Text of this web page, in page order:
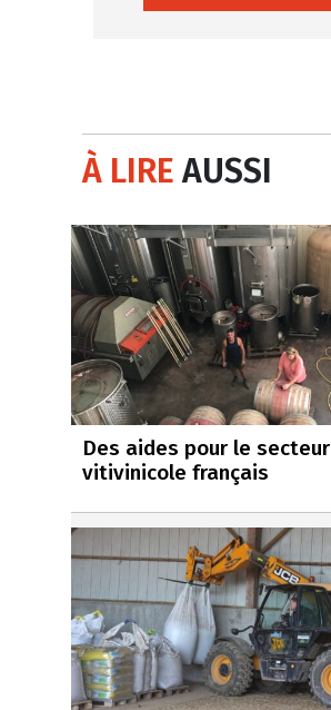
À LIREAUSSI
Des aides pour le secteur
vitivinicole français